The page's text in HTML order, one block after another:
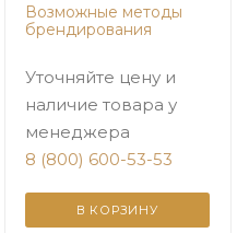
Возможные методы
брендирования
Уточняйте цену и
наличие товара у
менеджера
8 (800) 600-53-53
В КОРЗИНУ